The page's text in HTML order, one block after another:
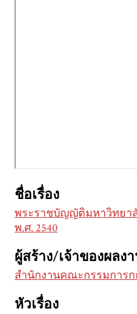
ชื่อเรื่อง
พระราชบัญญัติมหาวิทยา
พ.ศ. 2540
ผู้สร้าง/เจ้าของผลง
สำนักงานคณะกรรมการ
หัวเรื่อง